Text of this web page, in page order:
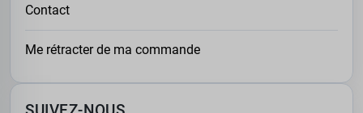
Contact
Me rétracter de ma commande